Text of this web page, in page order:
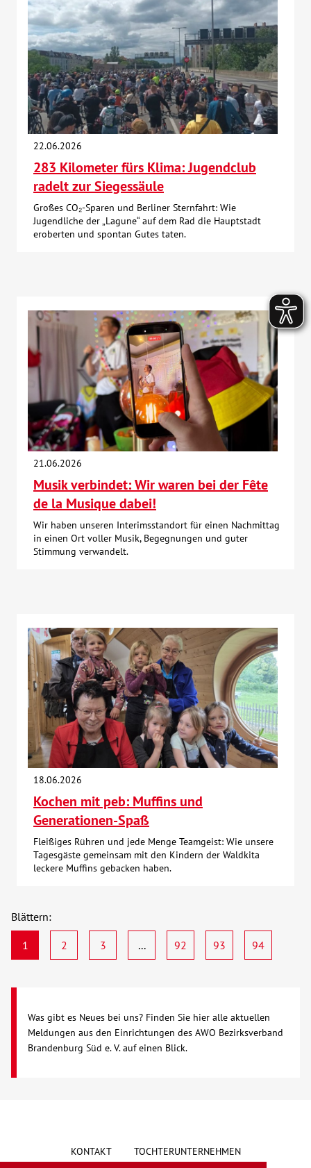
22.06.2026
283 Kilometer fürs Klima: Jugendclub
radelt zur Siegessäule
Großes CO₂-Sparen und Berliner Sternfahrt: Wie
Jugendliche der „Lagune“ auf dem Rad die Hauptstadt
eroberten und spontan Gutes taten.
21.06.2026
Musik verbindet: Wir waren bei der Fête
de la Musique dabei!
Wir haben unseren Interimsstandort für einen Nachmittag
in einen Ort voller Musik, Begegnungen und guter
Stimmung verwandelt.
18.06.2026
Kochen mit peb: Muffins und
Generationen-Spaß
Fleißiges Rühren und jede Menge Teamgeist: Wie unsere
Tagesgäste gemeinsam mit den Kindern der Waldkita
leckere Muffins gebacken haben.
Blättern:
1 2 3 ... 92 93 94
Was gibt es Neues bei uns? Finden Sie hier alle aktuellen
Meldungen aus den Einrichtungen des AWO Bezirksverband
Brandenburg Süd e. V. auf einen Blick.
KONTAKT TOCHTERUNTERNEHMEN